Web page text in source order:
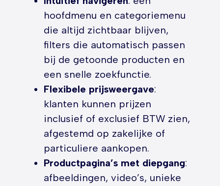
hoofdmenu en categoriemenu
die altijd zichtbaar blijven,
filters die automatisch passen
bij de getoonde producten en
een snelle zoekfunctie.
Flexibele prijsweergave:
klanten kunnen prijzen
inclusief of exclusief BTW zien,
afgestemd op zakelijke of
particuliere aankopen.
Productpagina’s met diepgang:
afbeeldingen, video’s, unieke